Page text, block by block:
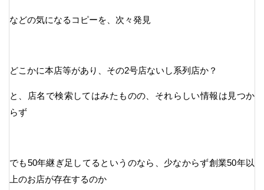
などの気になるコピーを、次々発見
どこかに本店等があり、その2号店ないし系列店か？
と、店名で検索してはみたものの、それらしい情報は見つか
らず
でも50年継ぎ足してるというのなら、少なからず創業50年以
上のお店が存在するのか